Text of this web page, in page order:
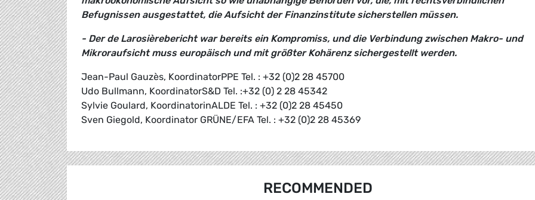
Befugnissen ausgestattet, die Aufsicht der Finanzinstitute sicherstellen müssen.
- Der de Larosièrebericht war bereits ein Kompromiss, und die Verbindung zwischen Makro- und
Mikroraufsicht muss europäisch und mit größter Kohärenz sichergestellt werden.
Jean-Paul Gauzès, KoordinatorPPE Tel. : +32 (0)2 28 45700
Udo Bullmann, KoordinatorS&D Tel. :+32 (0) 2 28 45342
Sylvie Goulard, KoordinatorinALDE Tel. : +32 (0)2 28 45450
Sven Giegold, Koordinator GRÜNE/EFA Tel. : +32 (0)2 28 45369
RECOMMENDED